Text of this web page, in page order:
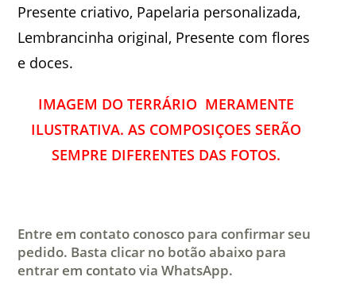
Presente criativo, Papelaria personalizada,
Lembrancinha original, Presente com flores
e doces.
IMAGEM DO TERRÁRIO MERAMENTE
ILUSTRATIVA. AS COMPOSIÇOES SERÃO
SEMPRE DIFERENTES DAS FOTOS.
Entre em contato conosco para confirmar seu
pedido. Basta clicar no botão abaixo para
entrar em contato via WhatsApp.